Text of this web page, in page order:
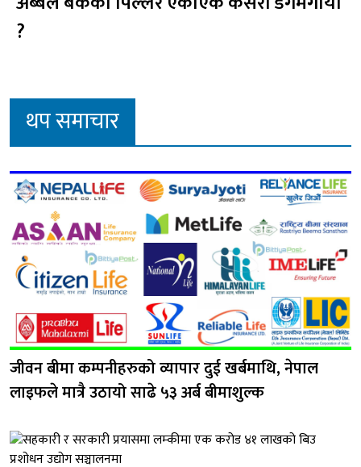
?
थप समाचार
जीवन बीमा कम्पनीहरुको व्यापार दुई खर्बमाथि, नेपाल
लाइफले मात्रै उठायो साढे ५३ अर्ब बीमाशुल्क